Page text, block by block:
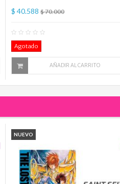
$ 40.588 $ 70.000
Agotado
AÑADIR AL CARRITO
NUEVO